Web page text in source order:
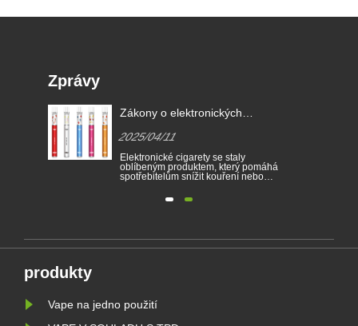
Zprávy
Zákony o elektronických
2025/04/11
Elektronické cigarety se staly
oblíbeným produktem, který pomáhá
spotřebitelům snížit kouření nebo
ilustruje zákony a předpisy
elektronických cigaret podle různých
produkty
Vape na jedno použití